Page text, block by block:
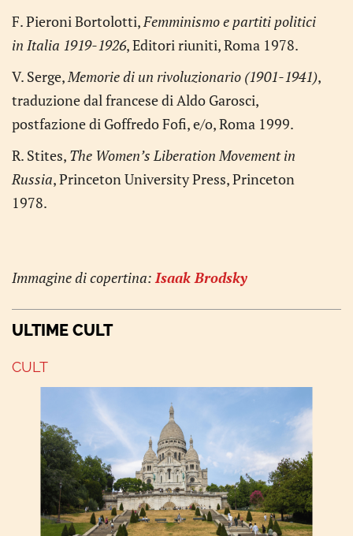
F. Pieroni Bortolotti,Femminismo e partiti politici
in Italia 1919-1926, Editori riuniti, Roma 1978.
V. Serge,Memorie di un rivoluzionario (1901-1941),
traduzione dal francese di Aldo Garosci,
postfazione di Goffredo Fofi, e/o, Roma 1999.
R. Stites, The Women’s Liberation Movement in
Russia, Princeton University Press, Princeton
1978.
Immagine di copertina:Isaak Brodsky
ULTIME CULT
CULT